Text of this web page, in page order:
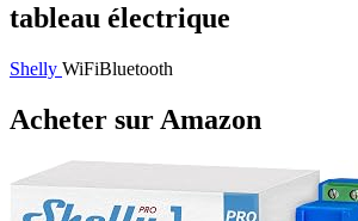
tableau électrique
Shelly WiFiBluetooth
Acheter sur Amazon